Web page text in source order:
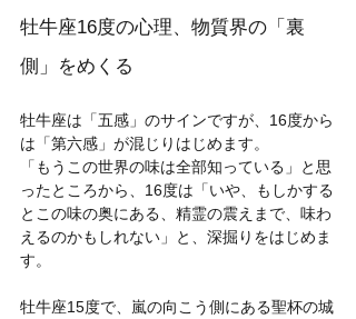
牡牛座16度の心理、物質界の「裏
側」をめくる
牡牛座は「五感」のサインですが、16度から
は「第六感」が混じりはじめます。
「もうこの世界の味は全部知っている」と思
ったところから、16度は「いや、もしかする
とこの味の奥にある、精霊の震えまで、味わ
えるのかもしれない」と、深掘りをはじめま
す。
牡牛座15度で、嵐の向こう側にある聖杯の城